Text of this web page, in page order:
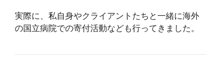
実際に、私自身やクライアントたちと一緒に海外
の国立病院での寄付活動なども行ってきました。